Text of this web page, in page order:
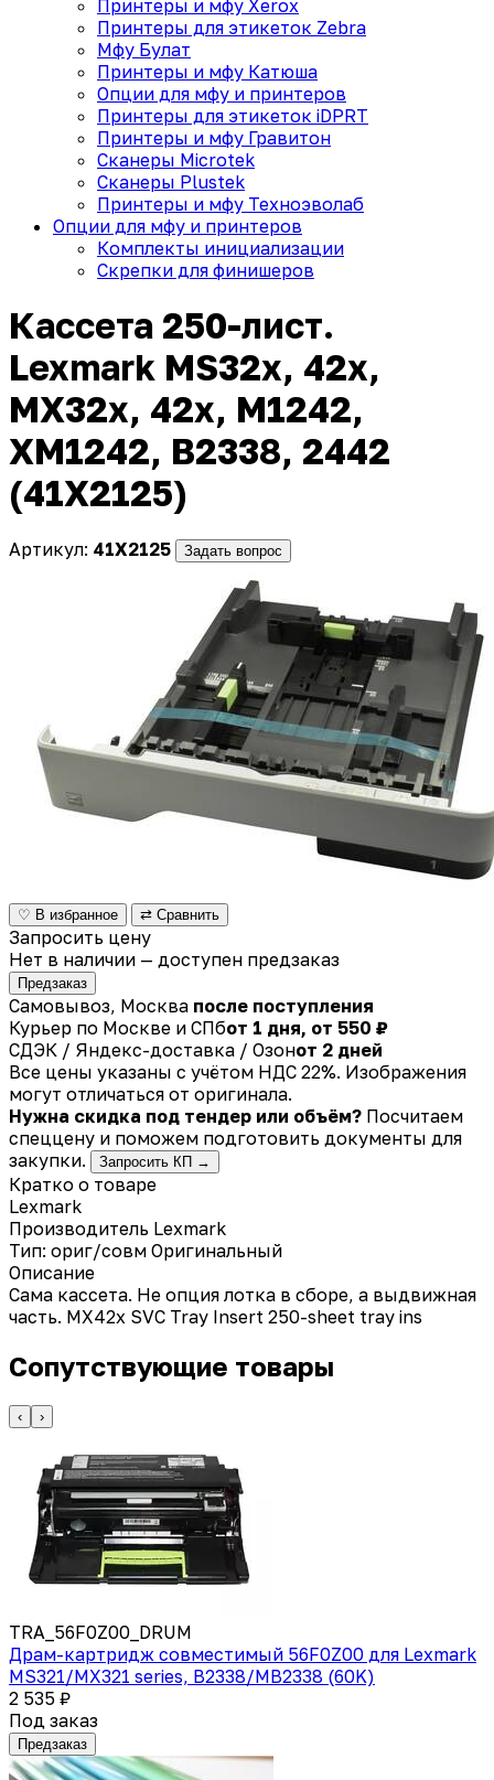
Принтеры и мфу Xerox
Принтеры для этикеток Zebra
Мфу Булат
Принтеры и мфу Катюша
Опции для мфу и принтеров
Принтеры для этикеток iDPRT
Принтеры и мфу Гравитон
Сканеры Microtek
Сканеры Plustek
Принтеры и мфу Техноэволаб
Опции для мфу и принтеров
Комплекты инициализации
Скрепки для финишеров
Кассета 250-лист.
Lexmark MS32x, 42x,
MX32x, 42x, M1242,
XM1242, B2338, 2442
(41X2125)
Артикул: 41X2125 Задать вопрос
♡ В избранное ⇄ Сравнить
Запросить цену
Нет в наличии — доступен предзаказ
Предзаказ
Самовывоз, Москва после поступления
Курьер по Москве и СПбот 1 дня, от 550 ₽
СДЭК / Яндекс-доставка / Озонот 2 дней
Все цены указаны с учётом НДС 22%. Изображения
могут отличаться от оригинала.
Нужна скидка под тендер или объём? Посчитаем
спеццену и поможем подготовить документы для
закупки.
Запросить КП →
Кратко о товаре
Lexmark
Производитель Lexmark
Тип: ориг/совм Оригинальный
Описание
Сама кассета. Не опция лотка в сборе, а выдвижная
часть. MX42x SVC Tray Insert 250-sheet tray ins
Сопутствующие товары
‹ ›
TRA_56F0Z00_DRUM
Драм-картридж совместимый 56F0Z00 для Lexmark
MS321/MX321 series, B2338/MB2338 (60K)
2 535 ₽
Под заказ
Предзаказ